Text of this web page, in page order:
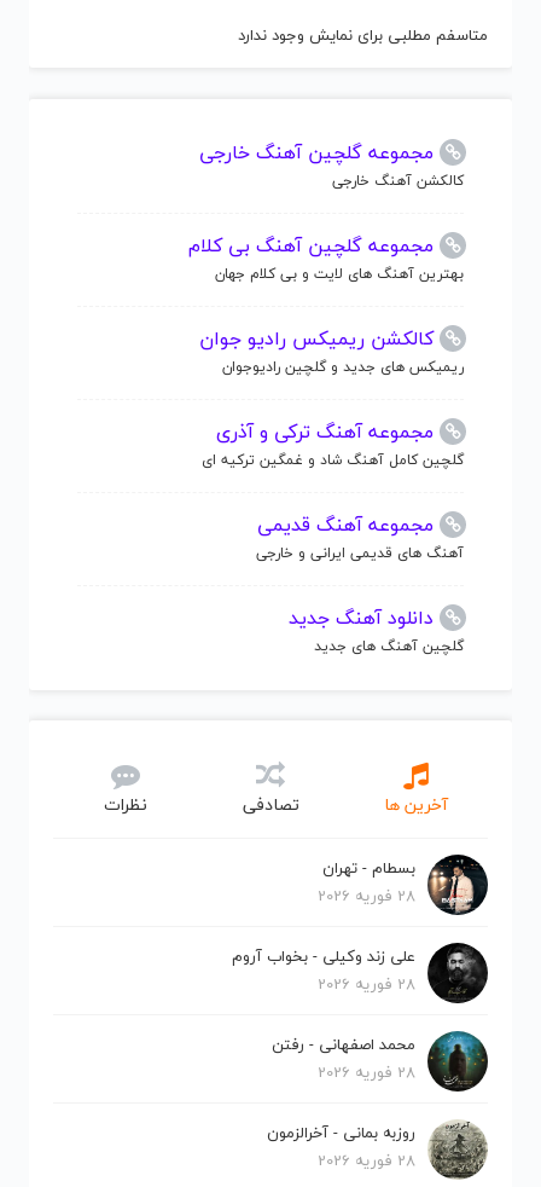
متاسفم مطلبی برای نمایش وجود ندارد
مجموعه گلچین آهنگ خارجی
کالکشن آهنگ خارجی
مجموعه گلچین آهنگ بی کلام
بهترین آهنگ های لایت و بی کلام جهان
کالکشن ریمیکس رادیو جوان
ریمیکس های جدید و گلچین رادیوجوان
مجموعه آهنگ ترکی و آذری
گلچین کامل آهنگ شاد و غمگین ترکیه ای
مجموعه آهنگ قدیمی
آهنگ های قدیمی ایرانی و خارجی
دانلود آهنگ جدید
گلچین آهنگ های جدید
آخرین ها تصادفی نظرات
بسطام - تهران
28 فوریه 2026
علی زند وکیلی - بخواب آروم
28 فوریه 2026
محمد اصفهانی - رفتن
28 فوریه 2026
روزبه بمانی - آخرالزمون
28 فوریه 2026